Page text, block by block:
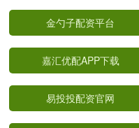
金勺子配资平台
嘉汇优配APP下载
易投投配资官网